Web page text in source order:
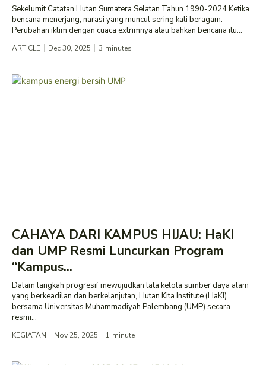
Sekelumit Catatan Hutan Sumatera Selatan Tahun 1990-2024 Ketika
bencana menerjang, narasi yang muncul sering kali beragam.
Perubahan iklim dengan cuaca extrimnya atau bahkan bencana itu...
ARTICLE Dec 30, 2025 3 minutes
CAHAYA DARI KAMPUS HIJAU: HaKI
dan UMP Resmi Luncurkan Program
“Kampus...
Dalam langkah progresif mewujudkan tata kelola sumber daya alam
yang berkeadilan dan berkelanjutan, Hutan Kita Institute (HaKI)
bersama Universitas Muhammadiyah Palembang (UMP) secara
resmi...
KEGIATAN Nov 25, 2025 1 minute